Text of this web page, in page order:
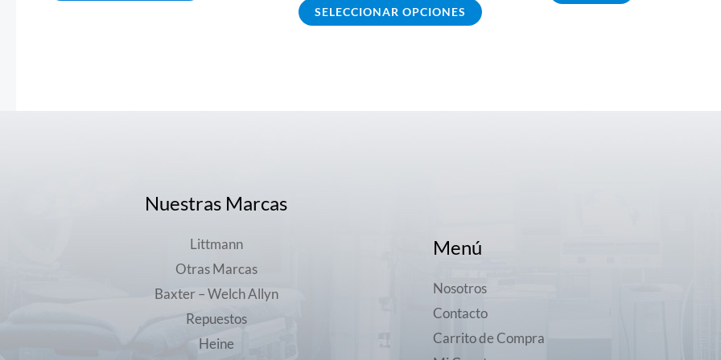
SELECCIONAR OPCIONES
producto
Nuestras Marcas
Littmann
Otras Marcas
Baxter – Welch Allyn
Repuestos
Heine
Menú
Nosotros
Contacto
Carrito de Compra